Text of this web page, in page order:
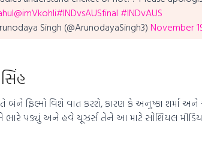
@imVkohli#INDvsAUSfinal #INDvAUS
Singh (@ArunodayaSingh3) November
ફિલ્મો વિશે વાત કરશે, કારણ કે અનુષ્કા શર્મા
ભારે પડ્યું અને હવે યૂઝર્સ તેને આ માટે સોશિયલ